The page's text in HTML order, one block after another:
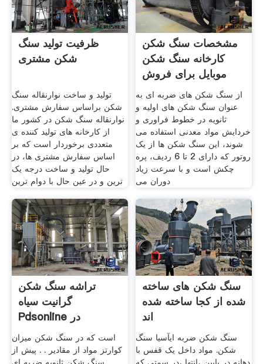
ظرفیت تولید سنگ
شکن مشتری
تولید و ساخت نوارنقاله سنگ
شکن براساس سفارش مشتری.
نوارنقاله سنگ شکن در کشور ما
از کارخانه های تولید کننده ی
متعددی برخوردار است که بر
اساس سفارش مشتری ها، در
حال تولید و ساخت درجه یک
ترین و در عین حال با دوام ترین
مشخصات سنگ شکن
کارخانه سنگ شکن
موبایل برای فروش
از سنگ شکن های ضربه ای به
عنوان سنگ شکن های اولیه و
ثانویه در خطوط فراوری و
خردایش مواد معدنی استفاده می
شوند، این سنگ شکن ها از یک
روتور که دارای 2 تا 6 ردیف، پره
چکش است و با سرعت زیاد
دوران می
تراشه سنگ شکن
گرانیت سیاه
Pdsonline در
است که در سنگ شکن میزان
کوارتز مواد از مقادیر . . پیش از
سنگ شکن های ساخته
شده از کجا ساخته شده
اند
سنگ شکن ضربه ایآسیا سنگ
شکن. مواد داخل یک قفس با